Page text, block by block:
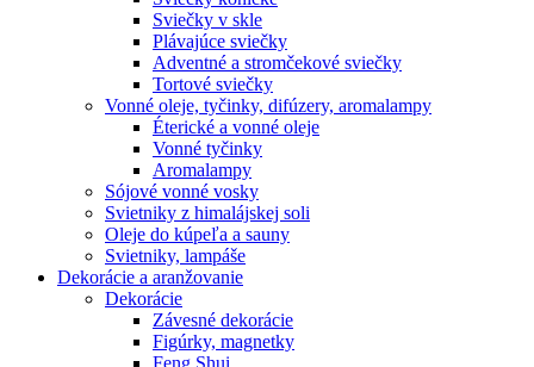
Sviečky v skle
Plávajúce sviečky
Adventné a stromčekové sviečky
Tortové sviečky
Vonné oleje, tyčinky, difúzery, aromalampy
Éterické a vonné oleje
Vonné tyčinky
Aromalampy
Sójové vonné vosky
Svietniky z himalájskej soli
Oleje do kúpeľa a sauny
Svietniky, lampáše
Dekorácie a aranžovanie
Dekorácie
Závesné dekorácie
Figúrky, magnetky
Feng Shui